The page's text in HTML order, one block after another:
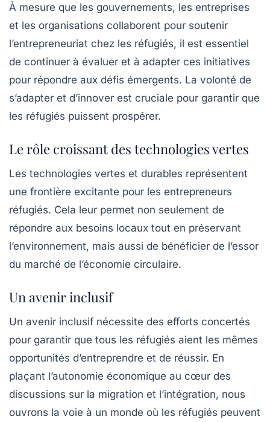
À mesure que les gouvernements, les entreprises
et les organisations collaborent pour soutenir
l’entrepreneuriat chez les réfugiés, il est essentiel
de continuer à évaluer et à adapter ces initiatives
pour répondre aux défis émergents. La volonté de
s’adapter et d’innover est cruciale pour garantir que
les réfugiés puissent prospérer.
Le rôle croissant des technologies vertes
Les technologies vertes et durables représentent
une frontière excitante pour les entrepreneurs
réfugiés. Cela leur permet non seulement de
répondre aux besoins locaux tout en préservant
l’environnement, mais aussi de bénéficier de l’essor
du marché de l’économie circulaire.
Un avenir inclusif
Un avenir inclusif nécessite des efforts concertés
pour garantir que tous les réfugiés aient les mêmes
opportunités d’entreprendre et de réussir. En
plaçant l’autonomie économique au cœur des
discussions sur la migration et l’intégration, nous
ouvrons la voie à un monde où les réfugiés peuvent